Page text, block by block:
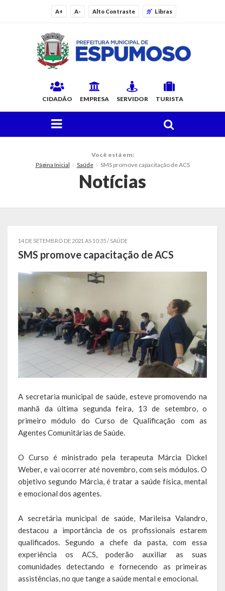
A+ A- Alto Contraste Libras
CIDADÃO EMPRESA SERVIDOR TURISTA
Símbolos
Conselhos Municipais
Gabinete do Prefeito Municipal
Procuradoria e Assessoria Jurídica
Coordenadoria do Sistema de Controle Interno
Secretarias Municipais
Fazenda
Agricultura e Meio Ambiente
Assistência Social e Habitação
Coordenação e Planejamento
Educação, Cultura e Turismo
Obras e Serviços Urbanos
Saúde
Transportes e Trânsito
Você está em:
Página Inicial
Saúde SMS promove capacitação de ACS
Notícias
14 DE SETEMBRO DE 2021 AS 10:35 / SAÚDE
SMS promove capacitação de ACS
A secretaria municipal de saúde, esteve promovendo na
manhã da última segunda feira, 13 de setembro, o
primeiro módulo do Curso de Qualificação com as
Agentes Comunitárias de Saúde.
O Curso é ministrado pela terapeuta Márcia Dickel
Weber, e vai ocorrer até novembro, com seis módulos. O
objetivo segundo Márcia, é tratar a saúde física, mental
e emocional dos agentes.
A secretária municipal de saúde, Marileisa Valandro,
destacou a importância de os profissionais estarem
qualificados. Segundo a chefe da pasta, com essa
experiência os ACS, poderão auxiliar as suas
comunidades detectando e fornecendo as primeiras
assistências, no que tange a saúde mental e emocional.